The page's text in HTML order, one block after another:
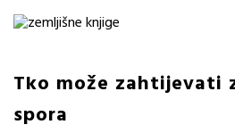
Tko može zahtijevati
spora